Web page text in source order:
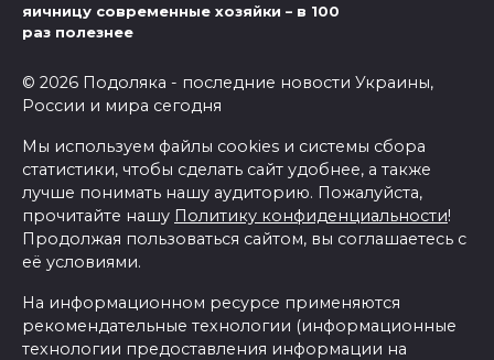
яичницу современные хозяйки – в 100
раз полезнее
© 2026 Подоляка - последние новости Украины,
России и мира сегодня
Мы используем файлы cookies и системы сбора
статистики, чтобы сделать сайт удобнее, а также
лучше понимать нашу аудиторию. Пожалуйста,
прочитайте нашу Политику конфиденциальности!
Продолжая пользоваться сайтом, вы соглашаетесь с
её условиями.
На информационном ресурсе применяются
рекомендательные технологии (информационные
технологии предоставления информации на